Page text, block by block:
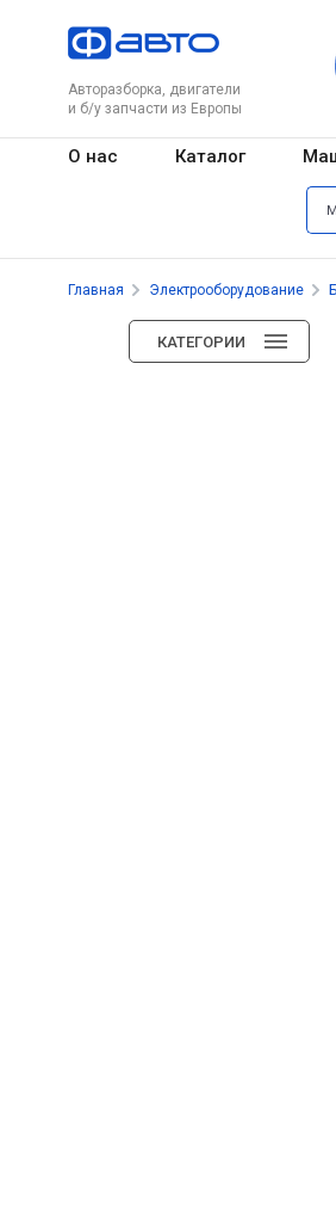
Авторазборка, двигатели
и б/у запчасти из Европы
О нас Каталог
Главная Электрооборудование
КАТЕГОРИИ